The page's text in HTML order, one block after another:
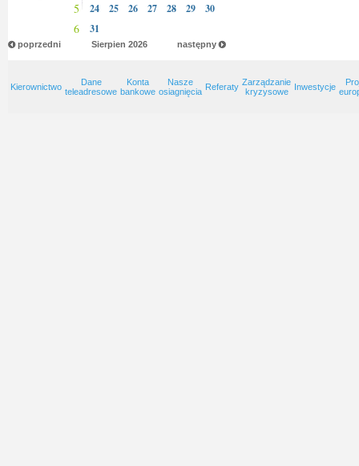
5 24 25 26 27 28 29 30
6 31
poprzedni następny
Sierpien 2026
Kierownictwo
Dane
teleadresowe
Konta
bankowe
Nasze
osiagnięcia Referaty Zarządzanie
kryzysowe
Inwestycje